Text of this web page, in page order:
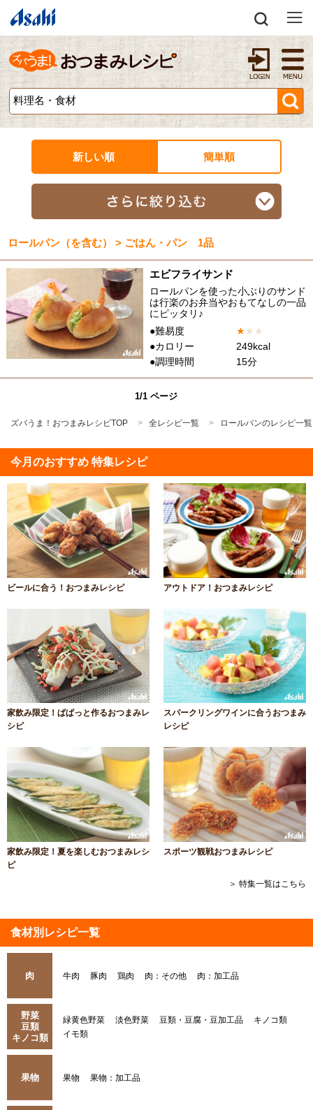
新しい順 簡単順
ロールパン（を含む） > ごはん・パン 1品
エビフライサンド
ロールパンを使った小ぶりのサンド
は行楽のお弁当やおもてなしの一品
にピッタリ♪
●難易度
★★ ★
●カロリー
249kcal
●調理時間
15分
1/1 ページ
ズバうま！おつまみレシピTOP 全レシピ一覧 ロールパンのレシピ一覧
今月のおすすめ 特集レシピ
ビールに合う！おつまみレシピ アウトドア！おつまみレシピ
家飲み限定！ぱぱっと作るおつまみレ
シピ
スパークリングワインに合うおつまみ
レシピ
家飲み限定！夏を楽しむおつまみレシ
ピ
スポーツ観戦おつまみレシピ
＞ 特集一覧はこちら
食材別レシピ一覧
肉 牛肉 豚肉 鶏肉 肉：その他 肉：加工品
野菜
豆類
キノコ類
緑黄色野菜 淡色野菜 豆類・豆腐・豆加工品
キノコ類
イモ類
果物 果物 果物：加工品